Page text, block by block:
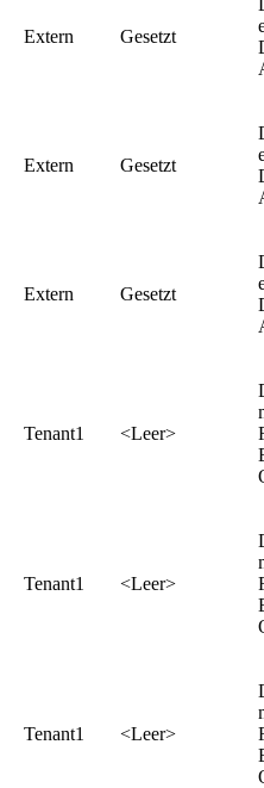
Extern Gesetzt
Extern Gesetzt
Extern Gesetzt
Tenant1 <Leer>
Tenant1 <Leer>
Tenant1 <Leer>